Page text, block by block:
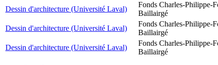
Dessin d'architecture (Université Laval)
Fonds Charles-Philippe-
Baillairgé
Dessin d'architecture (Université Laval)
Fonds Charles-Philippe-
Baillairgé
Dessin d'architecture (Université Laval)
Fonds Charles-Philippe-
Baillairgé